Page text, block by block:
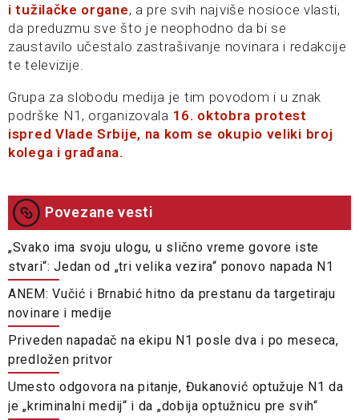
i tužilačke organe, a pre svih najviše nosioce vlasti,
da preduzmu sve što je neophodno da bi se
zaustavilo učestalo zastrašivanje novinara i redakcije
te televizije.
Grupa za slobodu medija je tim povodom i u znak
podrške N1, organizovala 16. oktobra protest
ispred Vlade Srbije, na kom se okupio veliki broj
kolega i građana.
Povezane vesti
„Svako ima svoju ulogu, u slično vreme govore iste
stvari“: Jedan od „tri velika vezira“ ponovo napada N1
ANEM: Vučić i Brnabić hitno da prestanu da targetiraju
novinare i medije
Priveden napadač na ekipu N1 posle dva i po meseca,
predložen pritvor
Umesto odgovora na pitanje, Đukanović optužuje N1 da
je „kriminalni medij“ i da „dobija optužnicu pre svih“